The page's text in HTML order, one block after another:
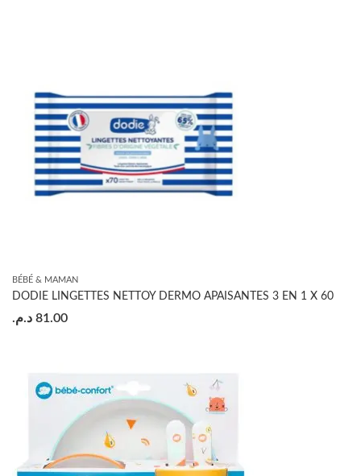
BÉBÉ & MAMAN
DODIE LINGETTES NETTOY DERMO APAISANTES 3 EN 1 X 60
81.00 د.م.